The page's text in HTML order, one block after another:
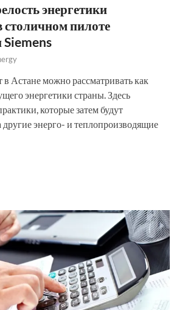
энергетики
столичном пилоте
Астане можно рассматривать как
энергетики страны. Здесь
которые затем будут
энерго- и теплопроизводящие